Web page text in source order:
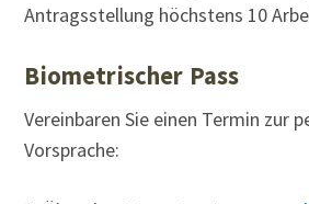
Antragsstellung höchstens 10
Biometrischer Pass
Vereinbaren Sie einen Termin zur
Vorsprache: